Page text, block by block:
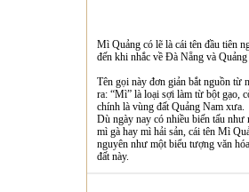
Mì Quảng có lẽ là cái tên đầu tiên
đến khi nhắc về Đà Nẵng và Quảng
Tên gọi này đơn giản bắt nguồn từ
ra: “Mì” là loại sợi làm từ bột gạo,
chính là vùng đất Quảng Nam xưa.
Dù ngày nay có nhiều biến tấu như
mì gà hay mì hải sản, cái tên Mì
nguyên như một biểu tượng văn
đất này.